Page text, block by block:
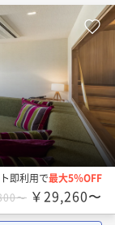
即利用で最大5％OFF
〜 ￥29,260〜